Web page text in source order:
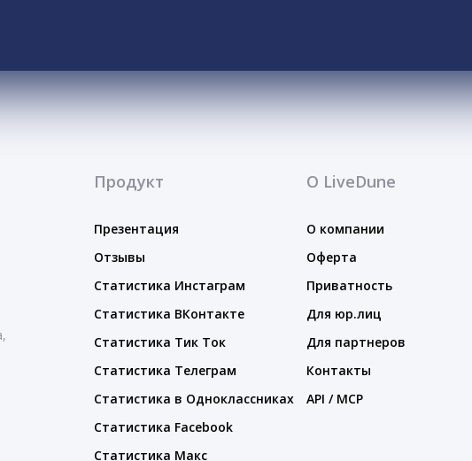
Продукт
Презентация
Отзывы
Статистика Инстаграм
Статистика ВКонтакте
Статистика Тик Ток
Статистика Телеграм
Статистика в Одноклассниках
Статистика Facebook
Статистика Макс
О LiveDune
О компании
Оферта
Приватность
Для юр.лиц
Для партнеров
Контакты
API / MCP